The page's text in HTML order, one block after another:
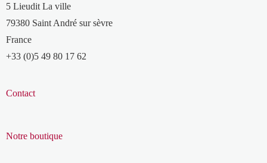
5 Lieudit La ville
79380 Saint André sur sèvre
France
+33 (0)5 49 80 17 62
Contact
Notre boutique